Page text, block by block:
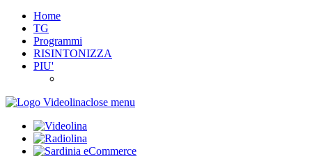
Home
TG
Programmi
RISINTONIZZA
PIU'
close menu